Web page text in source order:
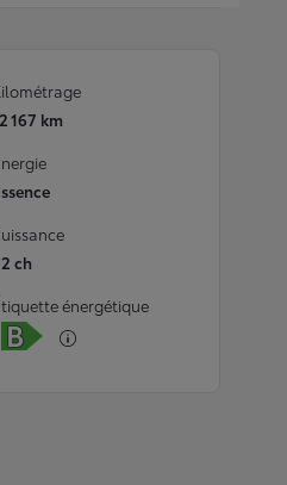
167 km
ch
énergétique